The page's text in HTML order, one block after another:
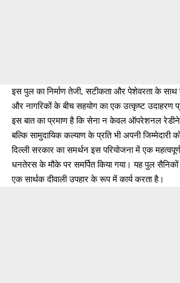
इस पुल का निर्माण तेजी, सटीकता और पेशेवरता के साथ
और नागरिकों के बीच सहयोग का एक उत्कृष्ट उदाहरण
इस बात का प्रमाण है कि सेना न केवल ऑपरेशनल
बल्कि सामुदायिक कल्याण के प्रति भी अपनी जिम्मेदारी
दिल्ली सरकार का समर्थन इस परियोजना में एक
धनतेरस के मौके पर समर्पित किया गया। यह पुल
एक सार्थक दीवाली उपहार के रूप में कार्य करता है।